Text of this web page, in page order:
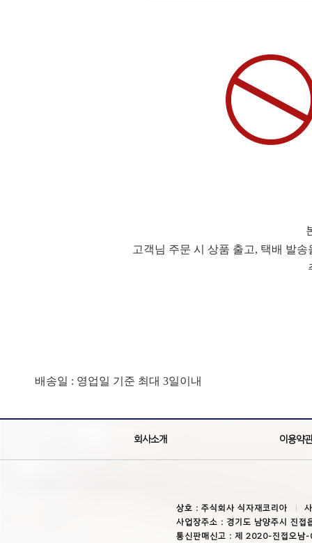
고객님 주문 시 상품 출고, 택배 발
배송일 : 영업일 기준 최대 3일이내
회사소개 이용약
상호 : 주식회사 식자재코리아
사업장주소 : 경기도 남양주시 진
통신판매신고 : 제 2020-진접오남